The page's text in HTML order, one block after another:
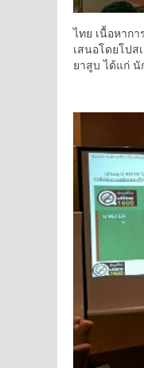
ไทย เนื้อหาก
เสนอโดยโปส
ยาสูบ ได้แก่